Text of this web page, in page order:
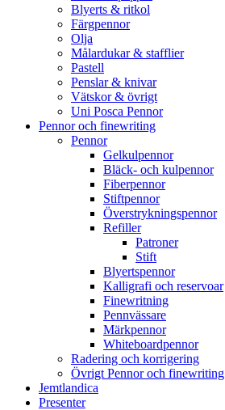
Blyerts & ritkol
Färgpennor
Olja
Målardukar & stafflier
Pastell
Penslar & knivar
Vätskor & övrigt
Uni Posca Pennor
Pennor och finewriting
Pennor
Gelkulpennor
Bläck- och kulpennor
Fiberpennor
Stiftpennor
Överstrykningspennor
Refiller
Patroner
Stift
Blyertspennor
Kalligrafi och reservoar
Finewritning
Pennvässare
Märkpennor
Whiteboardpennor
Radering och korrigering
Övrigt Pennor och finewriting
Jemtlandica
Presenter